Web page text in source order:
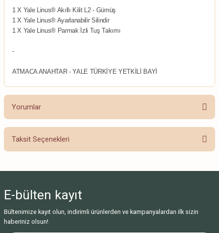
1 X Yale Linus® Akıllı Kilit L2 - Gümüş
1 X Yale Linus® Ayarlanabilir Silindir
1 X Yale Linus® Parmak İzli Tuş Takımı
-
ATMACA ANAHTAR - YALE TÜRKİYE YETKİLİ BAYİ
Yorumlar
Bu ürüne ilk yorumu siz yapın!
Taksit Seçenekleri
E-bülten kayıt
Bültenimize kayıt olun, indirimli ürünlerden ve kampanyalardan ilk sizin
haberiniz olsun!